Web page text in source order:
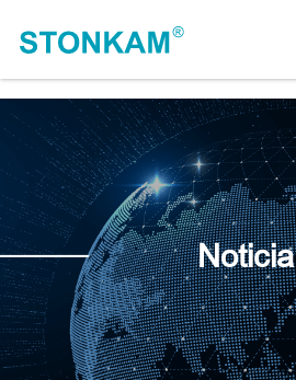
Noticia